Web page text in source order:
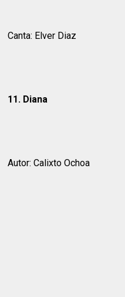
Canta: Elver Diaz
11. Diana
Autor: Calixto Ochoa